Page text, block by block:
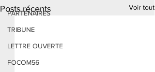
PARTENAIRES
TRIBUNE
LETTRE OUVERTE
FOCOM56
Posts récents Voir tout